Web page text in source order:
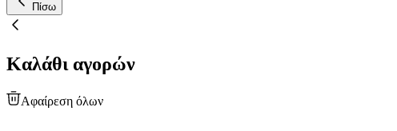
Πίσω
Καλάθι αγορών
Αφαίρεση όλων